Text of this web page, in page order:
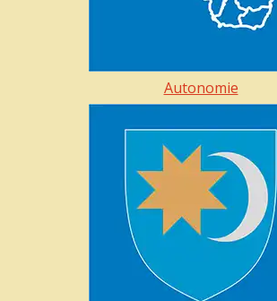
Autonomie